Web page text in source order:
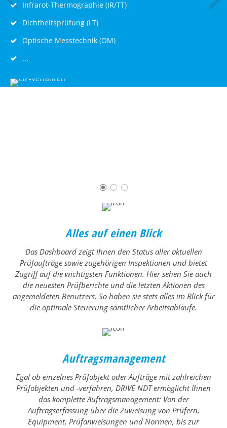
Infrarot-Thermographie (IR/TT)
Dichtheitsprüfung (LT)
Optische Messtechnik (OM)
...
Alles auf einen Blick
Das Dashboard zeigt Ihnen den Status aller aktuellen
Prüfaufträge sowie zugehörigen Inspektionen und bietet
Zugriff auf die wichtigsten Funktionen. Hier sehen Sie auch
die neuesten Prüfberichte und die letzten Aktionen des
angemeldeten Benutzers. So haben sie stets alles im Blick für
die optimale Steuerung sämtlicher Arbeitsabläufe.
Auftragsmanagement
Egal ob einzelnes Prüfobjekt oder Aufträge mit zahlreichen
Prüfobjekten und -verfahren, DRIVE NDT ermöglicht Ihnen
das komplette Auftragsmanagement: Von der
Auftragserfassung über die Zuweisung von Prüfern,
Equipment, Prüfanweisungen und Normen, bis zur